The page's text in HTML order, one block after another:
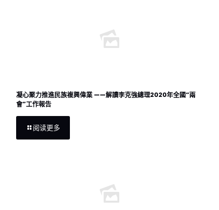
凝心聚力推進民族複興偉業 ——解讀李克強總理2020年全國“兩
會”工作報告
阅读更多